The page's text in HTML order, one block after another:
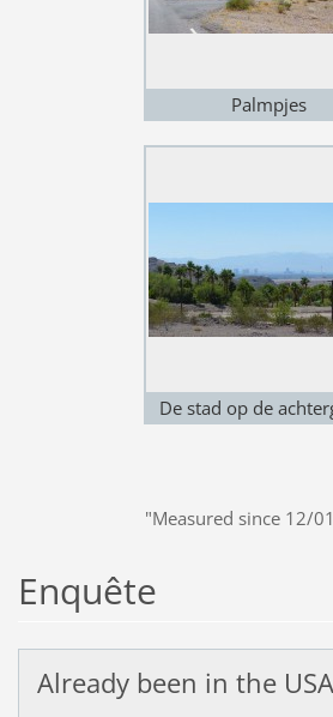
Palmpjes
De stad op de
"Measured since 12/
Enquête
Already been in the